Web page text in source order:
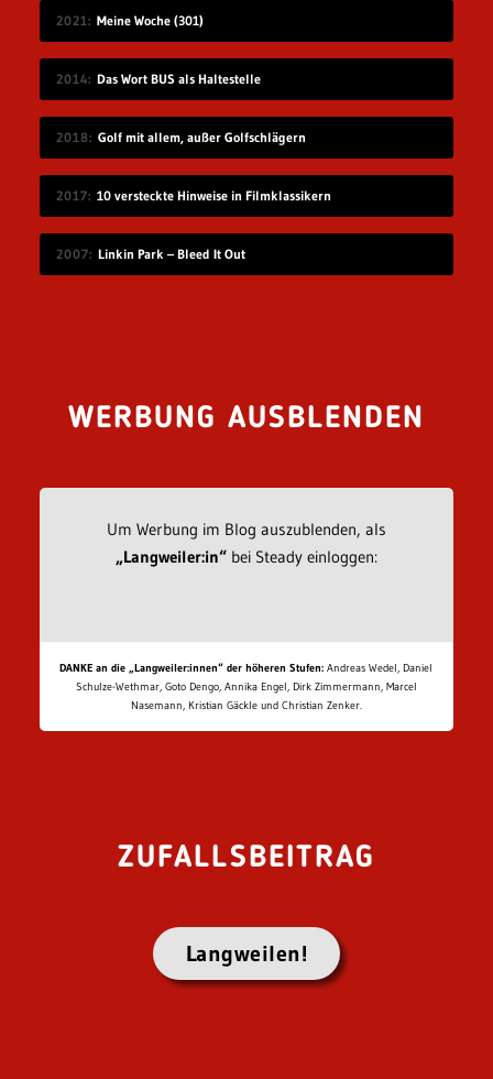
2021 Meine Woche (301)
2014 Das Wort BUS als Haltestelle
2018 Golf mit allem, außer Golfschlägern
2017 10 versteckte Hinweise in Filmklassikern
2007 Linkin Park – Bleed It Out
WERBUNG AUSBLENDEN
Um Werbung im Blog auszublenden, als
„Langweiler:in“bei Steady einloggen:
DANKE an die „Langweiler:innen“ der höheren Stufen: Andreas Wedel, Daniel
Schulze-Wethmar, Goto Dengo, Annika Engel, Dirk Zimmermann, Marcel
Nasemann, Kristian Gäckle und Christian Zenker.
ZUFALLSBEITRAG
Langweilen!